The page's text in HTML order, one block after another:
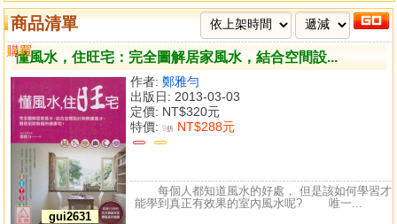
商品清單
懂風水，住旺宅：完全圖解居家風水，結合空間設...
gui2631
作者: 鄭雅勻
出版日: 2013-03-03
定價: NT$320元
特價: 9折 NT$288元
購買
比較
每個人都知道風水的好處， 但是該如何學習才
能學到真正有效果的室內風水呢? 唯一...